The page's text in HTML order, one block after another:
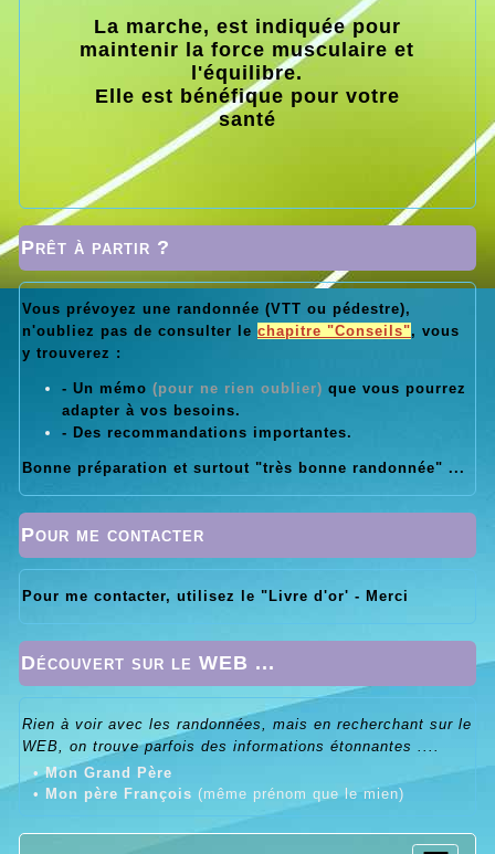
La marche, est indiquée pour
maintenir la force musculaire et
l'équilibre.
Elle est bénéfique pour votre
santé
Prêt à partir ?
Vous prévoyez une randonnée (VTT ou pédestre),
n'oubliez pas de consulter le chapitre "Conseils", vous
y trouverez :
- Un mémo (pour ne rien oublier) que vous pourrez
adapter à vos besoins.
- Des recommandations importantes.
Bonne préparation et surtout "très bonne randonnée" ...
Pour me contacter
Pour me contacter, utilisez le "Livre d'or' - Merci
Découvert sur le WEB ...
Rien à voir avec les randonnées, mais en recherchant sur le
WEB, on trouve parfois des informations étonnantes ....
•Mon Grand Père
• Mon père François (même prénom que le mien)